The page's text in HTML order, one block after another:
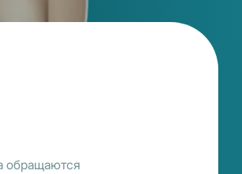
обращаются